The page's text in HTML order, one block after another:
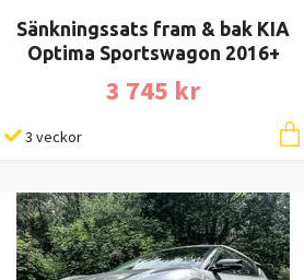
Sänkningssats fram & bak KIA
Optima Sportswagon 2016+
3 745 kr
3 veckor